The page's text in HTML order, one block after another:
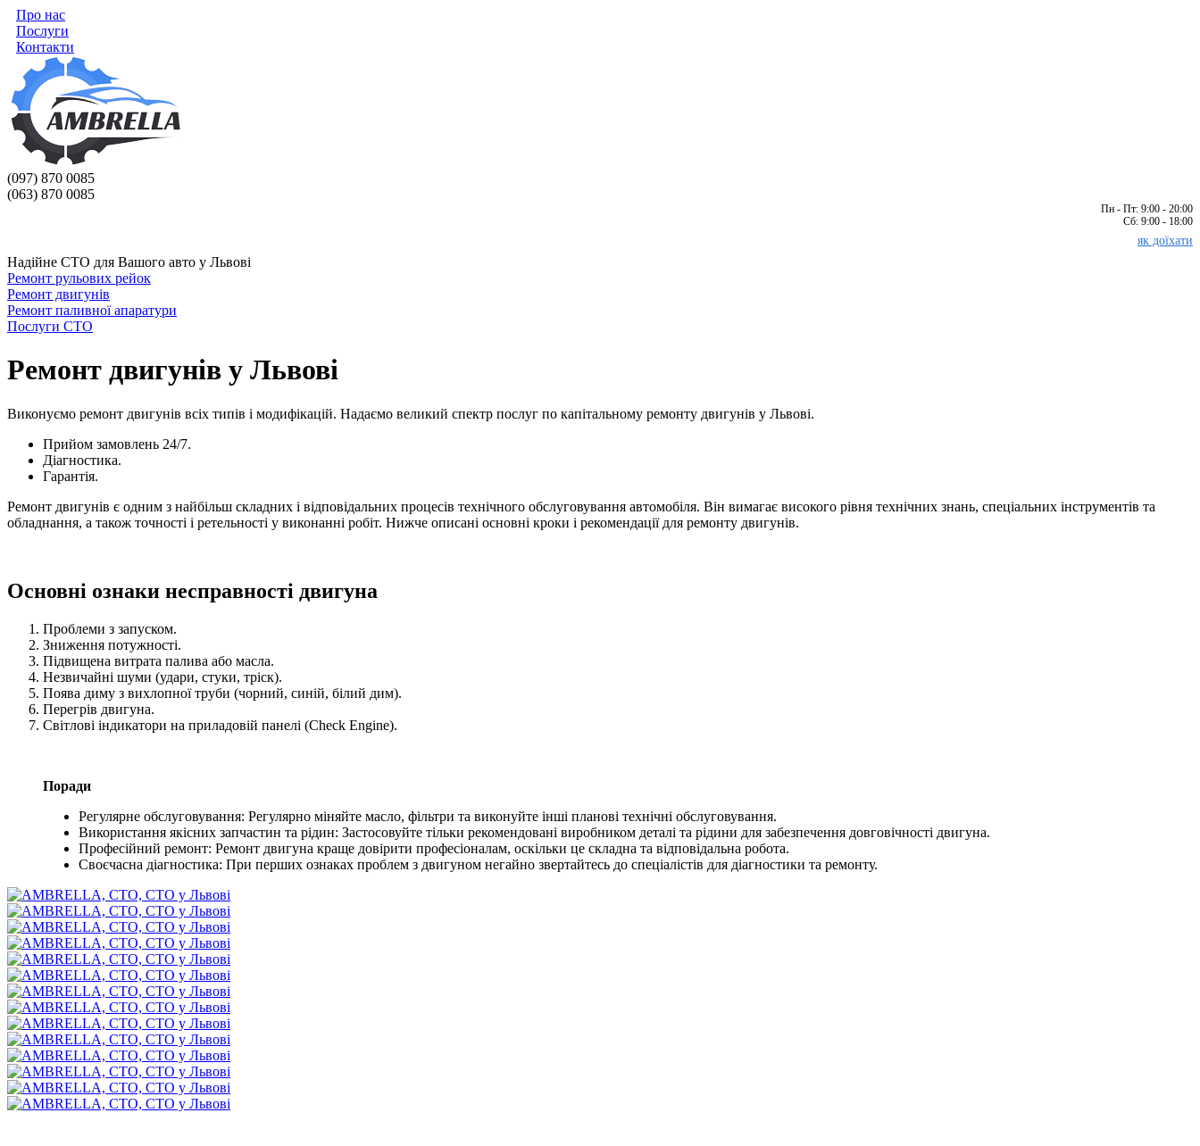
Про нас
Послуги
Контакти
(097) 870 0085
(063) 870 0085
Пн - Пт: 9:00 - 20:00
Сб: 9:00 - 18:00
як доїхати
Надійне СТО для Вашого авто у Львові
Ремонт рульових рейок
Ремонт двигунів
Ремонт паливної апаратури
Послуги СТО
Ремонт двигунів у Львові
Виконуємо ремонт двигунів всіх типів і модифікацій. Надаємо великий спектр послуг по капітальному ремонту двигунів у Львові.
Прийом замовлень 24/7.
Діагностика.
Гарантія.
Ремонт двигунів є одним з найбільш складних і відповідальних процесів технічного обслуговування автомобіля. Він вимагає високого рівня технічних знань, спеціальних інструментів та
обладнання, а також точності і ретельності у виконанні робіт. Нижче описані основні кроки і рекомендації для ремонту двигунів.
Основні ознаки несправності двигуна
Проблеми з запуском.
Зниження потужності.
Підвищена витрата палива або масла.
Незвичайні шуми (удари, стуки, тріск).
Поява диму з вихлопної труби (чорний, синій, білий дим).
Перегрів двигуна.
Світлові індикатори на приладовій панелі (Check Engine).
Поради
Регулярне обслуговування: Регулярно міняйте масло, фільтри та виконуйте інші планові технічні обслуговування.
Використання якісних запчастин та рідин: Застосовуйте тільки рекомендовані виробником деталі та рідини для забезпечення довговічності двигуна.
Професійний ремонт: Ремонт двигуна краще довірити професіоналам, оскільки це складна та відповідальна робота.
Своєчасна діагностика: При перших ознаках проблем з двигуном негайно звертайтесь до спеціалістів для діагностики та ремонту.